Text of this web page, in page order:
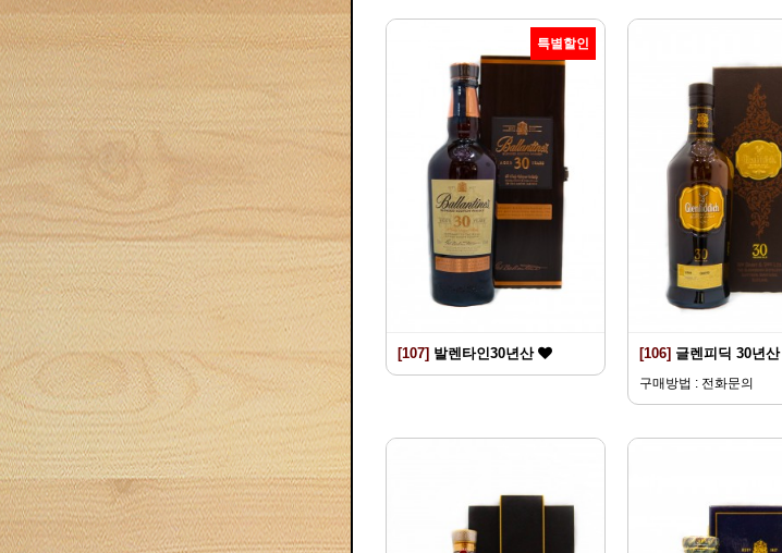
특별할인
[107] 발렌타인30년산 [106] 글렌피딕 30년산
구매방법 : 전화문의